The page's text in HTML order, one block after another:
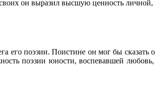
он выразил высшую ценность
его поэзии. Поистине он мог бы
поэзии юности, воспевавшей